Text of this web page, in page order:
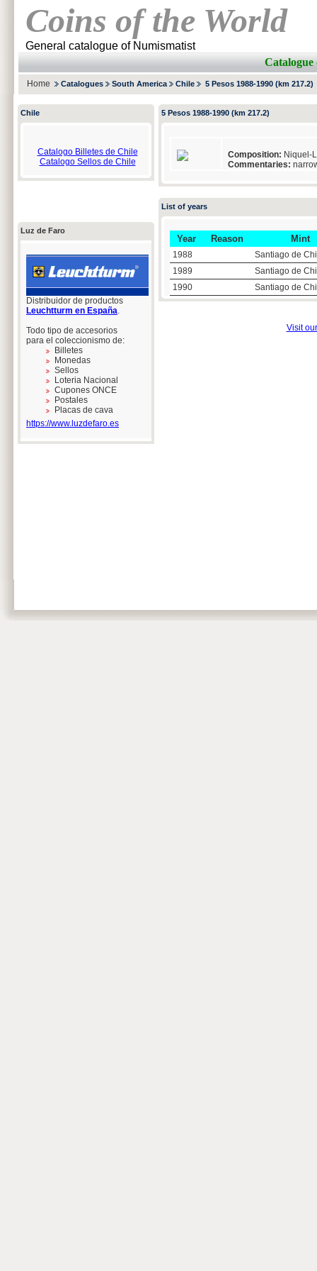
Coins of the World
General catalogue of Numismatist
Home Catalogues South America Chile 5 Pesos 1988-1990 (km 217.2)
Chile
Catalogo Billetes de Chile
Catalogo Sellos de Chile
Luz de Faro
Distribuidor de productos
Leuchtturm en España.
Todo tipo de accesorios
para el coleccionismo de:
Billetes
Monedas
Sellos
Loteria Nacional
Cupones ONCE
Postales
Placas de cava
https://www.luzdefaro.es
5 Pesos 1988-1990 (km 217.2)
Composition: Niquel-
Commentaries:
List of years
Year Reason Mint
1988
Santiago de
1989
Santiago de
1990
Santiago de
Visit